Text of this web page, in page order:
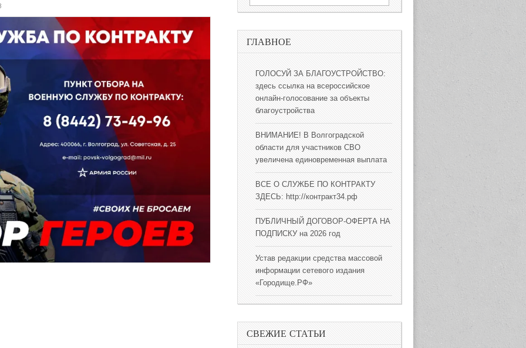
ГЛАВНОЕ
ГОЛОСУЙ ЗА БЛАГОУСТРОЙСТВО:
здесь ссылка на всероссийское
онлайн-голосование за объекты
благоустройства
ВНИМАНИЕ! В Волгоградской
области для участников СВО
увеличена единовременная выплата
ВСЕ О СЛУЖБЕ ПО КОНТРАКТУ
ЗДЕСЬ: http://контракт34.рф
ПУБЛИЧНЫЙ ДОГОВОР-ОФЕРТА НА
ПОДПИСКУ на 2026 год
Устав редакции средства массовой
информации сетевого издания
«Городище.РФ»
СВЕЖИЕ СТАТЬИ